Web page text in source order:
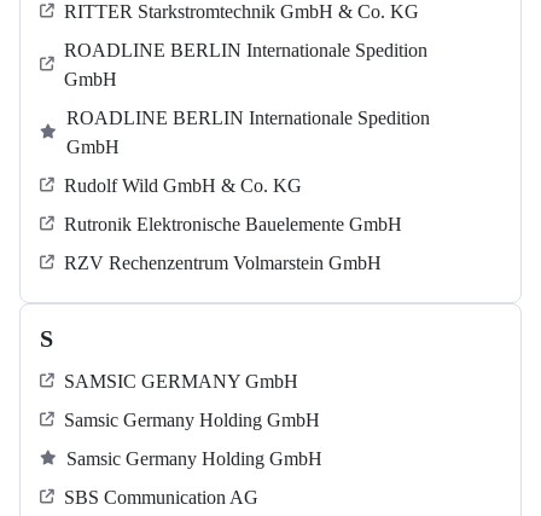
RITTER Starkstromtechnik GmbH & Co. KG
ROADLINE BERLIN Internationale Spedition
GmbH
ROADLINE BERLIN Internationale Spedition
GmbH
Rudolf Wild GmbH & Co. KG
Rutronik Elektronische Bauelemente GmbH
RZV Rechenzentrum Volmarstein GmbH
S
SAMSIC GERMANY GmbH
Samsic Germany Holding GmbH
Samsic Germany Holding GmbH
SBS Communication AG